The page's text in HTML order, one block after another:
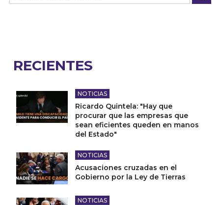
RECIENTES
NOTICIAS
Ricardo Quintela: "Hay que
procurar que las empresas que
sean eficientes queden en manos
del Estado"
NOTICIAS
Acusaciones cruzadas en el
Gobierno por la Ley de Tierras
NOTICIAS